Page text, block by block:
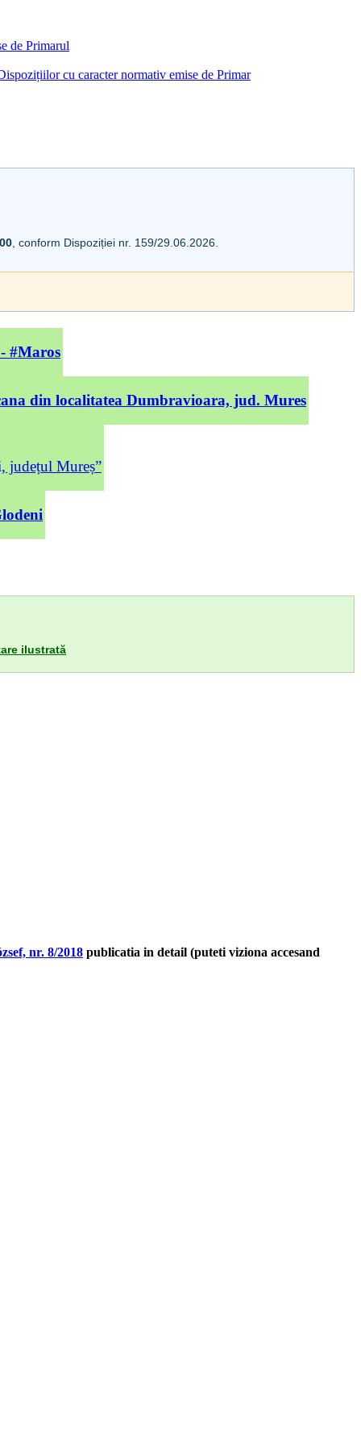
de Primarul
cu caracter normativ emise de Primar
, conform Dispoziției nr. 159/29.06.2026.
#Maros
din localitatea Dumbravioara, jud. Mures
județul Mureș”
ilustrată
nr. 8/2018 publicatia in detail (puteti viziona accesand